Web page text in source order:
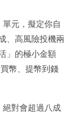
元，擬定你自
、高風險投機兩
」的極小金額
幣、提幣到錢
對會超過八成